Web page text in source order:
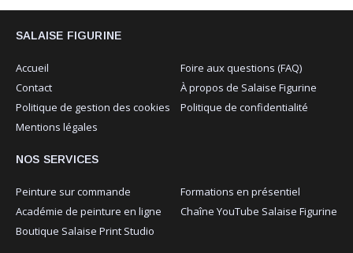
SALAISE FIGURINE
Accueil
Foire aux questions (FAQ)
Contact
À propos de Salaise Figurine
Politique de gestion des cookies
Politique de confidentialité
Mentions légales
NOS SERVICES
Peinture sur commande
Formations en présentiel
Académie de peinture en ligne
Chaîne YouTube Salaise Figurine
Boutique Salaise Print Studio